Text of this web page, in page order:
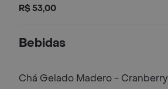
cheddar, tomate e alface orgânico -
R$ 53,00
Bebidas
Chá Gelado Madero - Cranberry